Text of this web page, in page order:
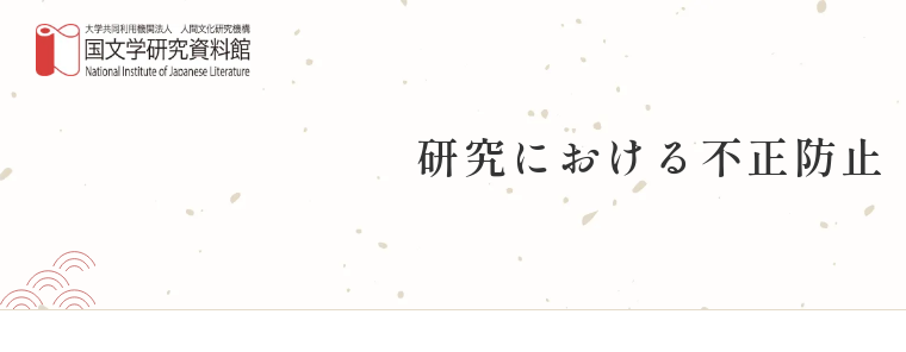
研究活動・共同利用
（共同利用）マテリアル分析共同利用実験
国書データベース
図書・雑誌所蔵目録(OPAC)
収蔵歴史アーカイブズデータベース
国文学・アーカイブス学論文データベース
国
館長
大
研究における不正防止